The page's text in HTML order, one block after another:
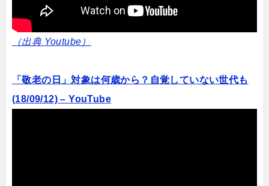
（出典 Youtube）
「敬老の日」対象は何歳から？自覚していない世代も
(18/09/12) – YouTube